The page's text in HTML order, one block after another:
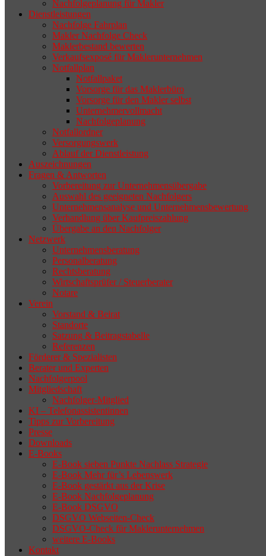
geeigneten Nachfolger findet, droht nicht
selten die Geschäftsaufgabe.
Nachfolgeplanung für Makler
Dienstleistungen
Nachfolge Fahrplan
Makler Nachfolge Check
Maklerbestand bewerten
Verkaufsexposé für Maklerunternehmen
Notfallplan
Notfallpaket
Vorsorge für das Maklerbüro
Vorsorge für den Makler selbst
Unternehmervollmacht
Nachfolgeplanung
Notfallordner
Versorgungswerk
Ablauf der Dienstleistung
Auszeichnungen
Fragen & Antworten
Vorbereitung zur Unternehmensübergabe
Auswahl des geeigneten Nachfolgers
Unternehmensanalyse und Unternehmensbewertung
Verhandlung über Kaufpreiszahlung
Übergabe an den Nachfolger
Netzwerk
Unternehmensberatung
Personalberatung
Rechtsberatung
Wirtschaftsprüfer / Steuerberater
Notare
Verein
Vorstand & Beirat
Standorte
Satzung & Beitragstabelle
Referenzen
Förderer & Spezialisten
Berater und Experten
Nachfolgerpool
Mitgliedschaft
Nachfolger-Mitglied
KI – Telefonassistentinnen
Tipps zur Vorbereitung
Presse
Downloads
E-Books
E-Book sieben Punkte Nachlass Strategie
E-Book Mehr für’s Lebenswerk
E-Book gestärkt aus der Krise
E-Book Nachfolgeplanung
E-Book DSGVO
DSGVO Webseiten-Check
DSGVO-Check für Maklerunternehmen
weitere E-Books
Kontakt